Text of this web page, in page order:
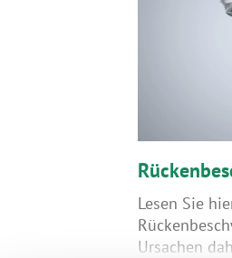
Lesen Sie
Ursachen